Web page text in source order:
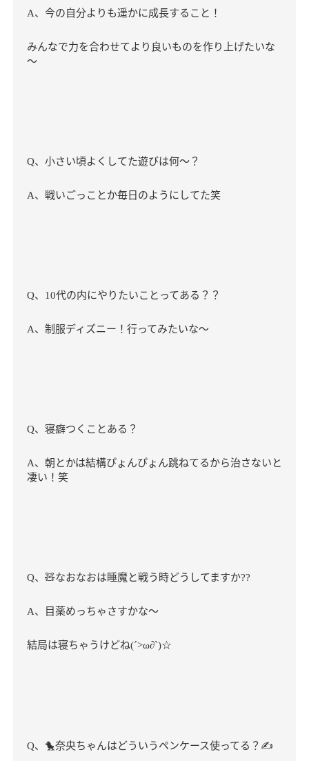
A、今の自分よりも遥かに成長すること！
みんなで力を合わせてより良いものを作り上げたいな
～
Q、小さい頃よくしてた遊びは何〜？
A、戦いごっことか毎日のようにしてた笑
Q、 10代の内にやりたいことってある？？
A、制服ディズニー！行ってみたいな～
Q、寝癖つくことある？
A、朝とかは結構ぴょんぴょん跳ねてるから治さないと
凄い！笑
Q、 🧸なおなおは睡魔と戦う時どうしてますか??
A、目薬めっちゃさすかな～
結局は寝ちゃうけどね(´>ω∂`)☆
Q、 🐤奈央ちゃんはどういうペンケース使ってる？ ✍